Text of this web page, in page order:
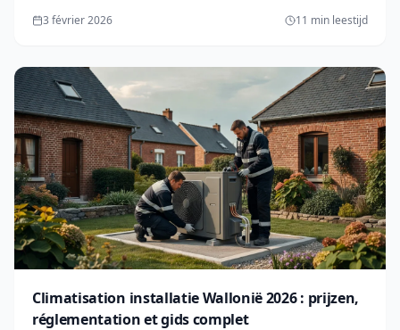
réelle.
3 février 2026 11 min leestijd
Climatisation installatie Wallonië 2026 : prijzen,
réglementation et gids complet